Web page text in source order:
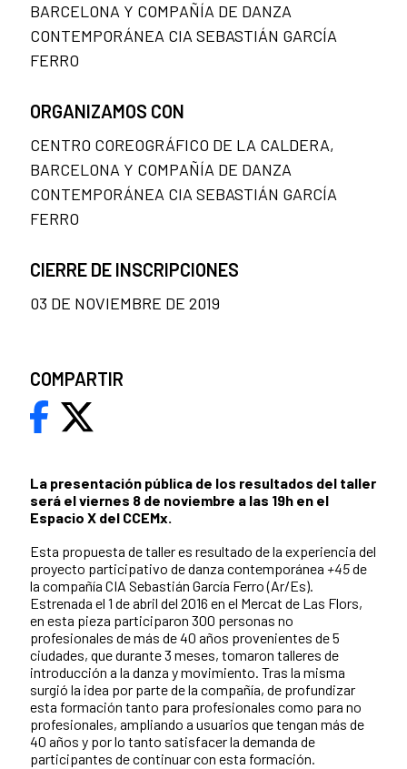
La presentación pública de los resultados del taller
será el viernes 8 de noviembre a las 19h en el
Espacio X del CCEMx.
Esta propuesta de taller es resultado de la experiencia del
proyecto participativo de danza contemporánea +45de
la compañía CIA Sebastián García Ferro (Ar/Es).
Estrenada el 1 de abril del 2016 en el Mercat de Las Flors,
en esta pieza participaron 300 personas no
profesionales de más de 40 años provenientes de 5
ciudades, que durante 3 meses, tomaron talleres de
introducción a la danza y movimiento. Tras la misma
surgió la idea por parte de la compañía, de profundizar
esta formación tanto para profesionales como para no
profesionales, ampliando a usuarios que tengan más de
40 años y por lo tanto satisfacer la demanda de
participantes de continuar con esta formación.
BARCELONA Y COMPAÑÍA DE DANZA
CONTEMPORÁNEA CIA SEBASTIÁN GARCÍA
FERRO
ORGANIZAMOS CON
CENTRO COREOGRÁFICO DE LA CALDERA,
BARCELONA Y COMPAÑÍA DE DANZA
CONTEMPORÁNEA CIA SEBASTIÁN GARCÍA
FERRO
CIERRE DE INSCRIPCIONES
03 DE NOVIEMBRE DE 2019
COMPARTIR